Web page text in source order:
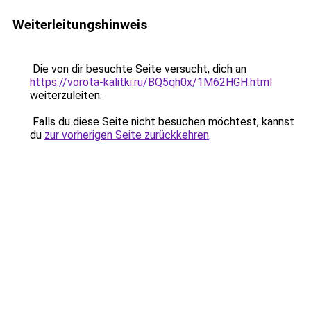
Weiterleitungshinweis
Die von dir besuchte Seite versucht, dich an
https://vorota-kalitki.ru/BQ5qh0x/1M62HGH.html
weiterzuleiten.
Falls du diese Seite nicht besuchen möchtest, kannst
du zur vorherigen Seite zurückkehren.